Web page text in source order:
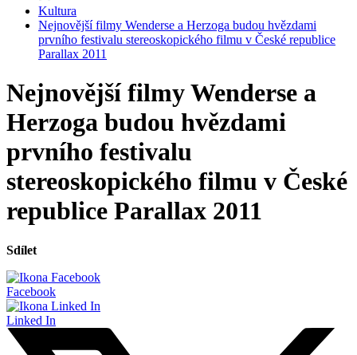
Kultura
Nejnovější filmy Wenderse a Herzoga budou hvězdami
prvního festivalu stereoskopického filmu v České republice
Parallax 2011
Nejnovější filmy Wenderse a
Herzoga budou hvězdami
prvního festivalu
stereoskopického filmu v České
republice Parallax 2011
Sdílet
Facebook
Linked In